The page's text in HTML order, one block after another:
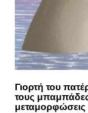
Γιορτή του
τους μπαμπάδες
μεταμορφώσεις